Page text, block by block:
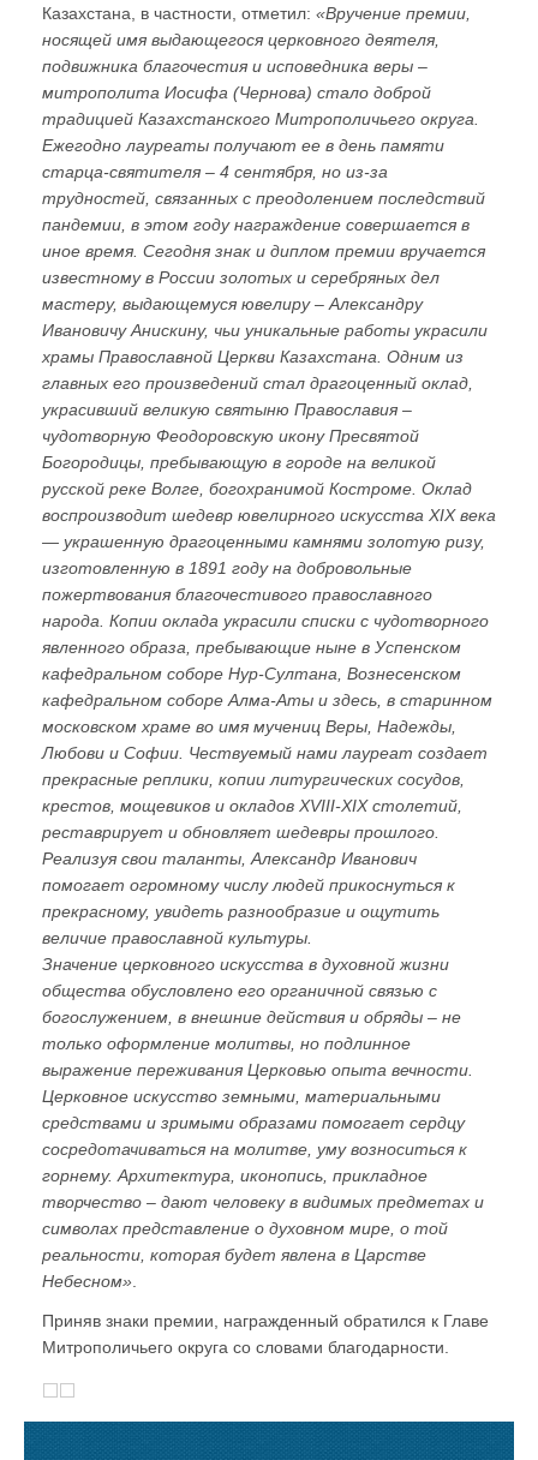
Казахстана, в частности, отметил: «Вручение премии,
носящей имя выдающегося церковного деятеля,
подвижника благочестия и исповедника веры –
митрополита Иосифа (Чернова) стало доброй
традицией Казахстанского Митрополичьего округа.
Ежегодно лауреаты получают ее в день памяти
старца-святителя – 4 сентября, но из-за
трудностей, связанных с преодолением последствий
пандемии, в этом году награждение совершается в
иное время. Сегодня знак и диплом премии вручается
известному в России золотых и серебряных дел
мастеру, выдающемуся ювелиру – Александру
Ивановичу Анискину, чьи уникальные работы украсили
храмы Православной Церкви Казахстана. Одним из
главных его произведений стал драгоценный оклад,
украсивший великую святыню Православия –
чудотворную Феодоровскую икону Пресвятой
Богородицы, пребывающую в городе на великой
русской реке Волге, богохранимой Костроме. Оклад
воспроизводит шедевр ювелирного искусства XIX века
— украшенную драгоценными камнями золотую ризу,
изготовленную в 1891 году на добровольные
пожертвования благочестивого православного
народа. Копии оклада украсили списки с чудотворного
явленного образа, пребывающие ныне в Успенском
кафедральном соборе Нур-Султана, Вознесенском
кафедральном соборе Алма-Аты и здесь, в старинном
московском храме во имя мучениц Веры, Надежды,
Любови и Софии. Чествуемый нами лауреат создает
прекрасные реплики, копии литургических сосудов,
крестов, мощевиков и окладов XVIII-XIX столетий,
реставрирует и обновляет шедевры прошлого.
Реализуя свои таланты, Александр Иванович
помогает огромному числу людей прикоснуться к
прекрасному, увидеть разнообразие и ощутить
величие православной культуры.
Значение церковного искусства в духовной жизни
общества обусловлено его органичной связью с
богослужением, в внешние действия и обряды – не
только оформление молитвы, но подлинное
выражение переживания Церковью опыта вечности.
Церковное искусство земными, материальными
средствами и зримыми образами помогает сердцу
сосредотачиваться на молитве, уму возноситься к
горнему. Архитектура, иконопись, прикладное
творчество – дают человеку в видимых предметах и
символах представление о духовном мире, о той
реальности, которая будет явлена в Царстве
Небесном»
Приняв знаки премии, награжденный обратился к Главе
Митрополичьего округа со словами благодарности.